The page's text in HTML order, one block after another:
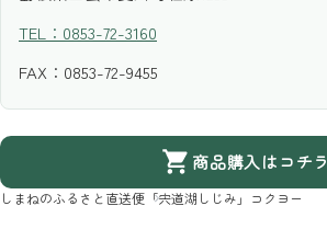
TEL：0853-72-3160
FAX：0853-72-9455
商品購入はコチラ
しまねのふるさと直送便 「宍道湖しじみ」コクヨー